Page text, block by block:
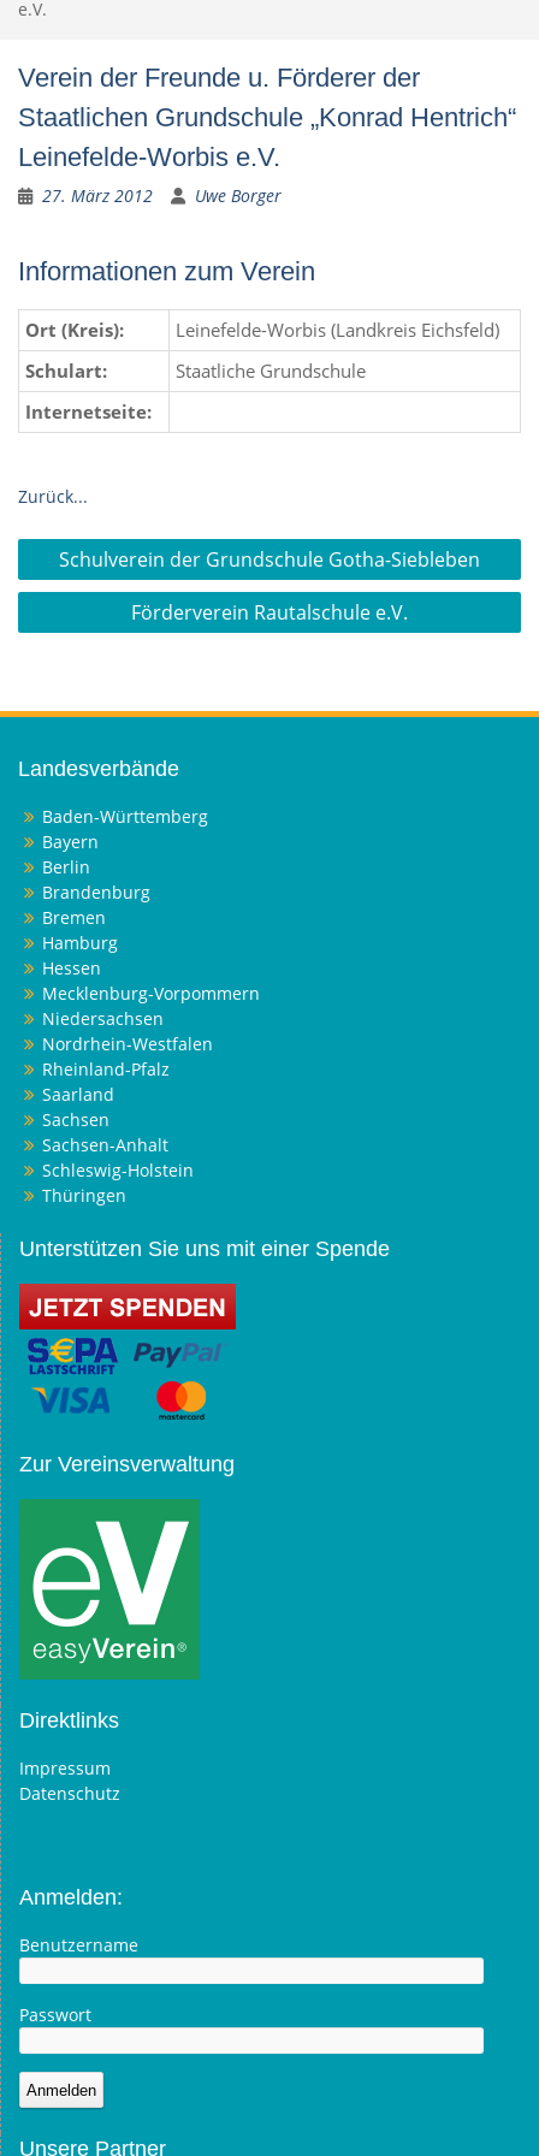
e.V.
Verein der Freunde u. Förderer der
Staatlichen Grundschule „Konrad Hentrich“
Leinefelde-Worbis e.V.
27. März 2012 Uwe Borger
Informationen zum Verein
Ort (Kreis):
Leinefelde-Worbis (Landkreis Eichsfeld)
Schulart:
Staatliche Grundschule
Internetseite:
Zurück...
Beitragsnavigation
Schulverein der Grundschule Gotha-Siebleben
Förderverein Rautalschule e.V.
Landesverbände
Baden-Württemberg
Bayern
Berlin
Brandenburg
Bremen
Hamburg
Hessen
Mecklenburg-Vorpommern
Niedersachsen
Nordrhein-Westfalen
Rheinland-Pfalz
Saarland
Sachsen
Sachsen-Anhalt
Schleswig-Holstein
Thüringen
Unterstützen Sie uns mit einer Spende
Zur Vereinsverwaltung
Direktlinks
Impressum
Datenschutz
Anmelden:
Benutzername
Passwort
Unsere Partner